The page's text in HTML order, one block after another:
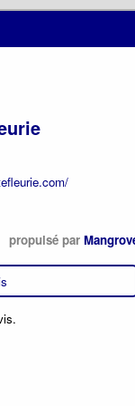
propulsé par